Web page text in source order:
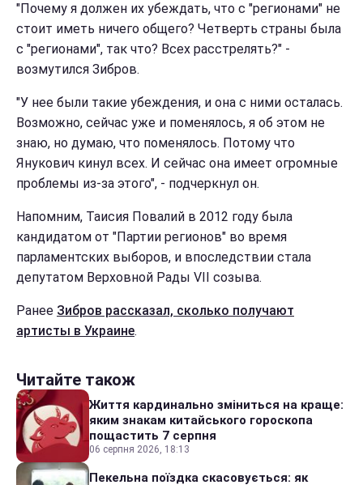
"Почему я должен их убеждать, что с "регионами" не
стоит иметь ничего общего? Четверть страны была
с "регионами", так что? Всех расстрелять?" -
возмутился Зибров.
"У нее были такие убеждения, и она с ними осталась.
Возможно, сейчас уже и поменялось, я об этом не
знаю, но думаю, что поменялось. Потому что
Янукович кинул всех. И сейчас она имеет огромные
проблемы из-за этого", - подчеркнул он.
Напомним, Таисия Повалий в 2012 году была
кандидатом от "Партии регионов" во время
парламентских выборов, и впоследствии стала
депутатом Верховной Рады VII созыва.
Ранее Зибров рассказал, сколько получают
артисты в Украине.
Читайте також
Життя кардинально зміниться на краще:
яким знакам китайського гороскопа
пощастить 7 серпня
06 серпня 2026, 18:13
Пекельна поїздка скасовується: як